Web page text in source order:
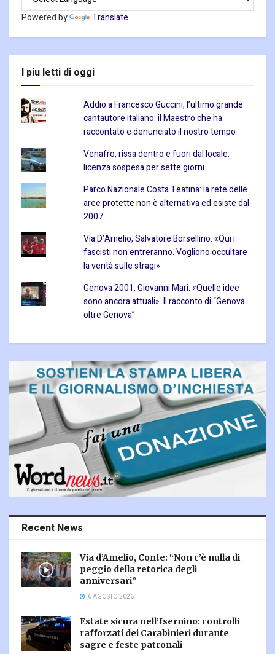
Powered by Translate
I piu letti di oggi
Addio a Francesco Guccini, l’ultimo grande
cantautore italiano: il Maestro che ha
raccontato e denunciato il nostro tempo
Venafro, rissa dentro e fuori dal locale:
licenza sospesa per sette giorni
Parco Nazionale Costa Teatina: la rete delle
aree protette non è alternativa ed esiste dal
2007
Via D’Amelio, Salvatore Borsellino: «Qui i
fascisti non entreranno. Vogliono occultare
la verità sulle stragi»
Genova 2001, Giovanni Mari: «Quelle idee
sono ancora attuali». Il racconto di “Genova
oltre Genova”
Recent News
Via d’Amelio, Conte: “Non c’è nulla di
peggio della retorica degli
anniversari”
6 AGOSTO 2026
Estate sicura nell’Isernino: controlli
rafforzati dei Carabinieri durante
sagre e feste patronali